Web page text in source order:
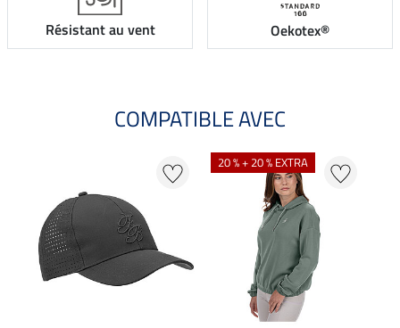
Résistant au vent Oekotex®
COMPATIBLE AVEC
20 % + 20 % EXTRA